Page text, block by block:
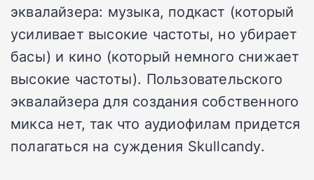
эквалайзера: музыка, подкаст (который
усиливает высокие частоты, но убирает
басы) и кино (который немного снижает
высокие частоты). Пользовательского
эквалайзера для создания собственного
микса нет, так что аудиофилам придется
полагаться на суждения Skullcandy.